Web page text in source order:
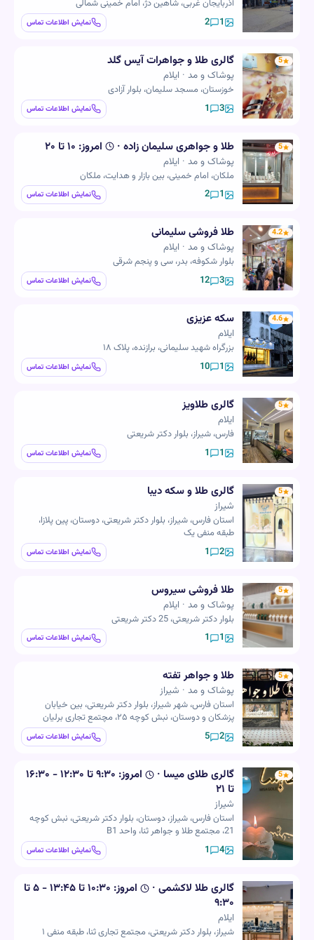
آذربایجان غربی، شاهین دژ، امام خمینی شمالی
نمایش اطلاعات تماس
گالری طلا و جواهرات آیس گلد
پوشاک و مد · ایلام
خوزستان، مسجد سلیمان، بلوار آزادی
3
نمایش اطلاعات تماس
طلا و جواهری سلیمان زاده · امروز: ۱۰ تا ۲۰
پوشاک و مد · ایلام
ملکان، امام خمینی، بین بازار و هدایت، ملکان
1
نمایش اطلاعات تماس
طلا فروشی سلیمانی
پوشاک و مد · ایلام
بلوار شکوفه، بدر، سی و پنجم شرقی
3
12 نمایش اطلاعات تماس
سکه عزیزی
ایلام
بزرگراه شهید سلیمانی، برازنده، پلاک ۱۸
1
10 نمایش اطلاعات تماس
گالری طلاویز
ایلام
فارس، شیراز، بلوار دکتر شریعتی
1
نمایش اطلاعات تماس
گالری طلا و سکه دیبا
شیراز
استان فارس، شیراز، بلوار دکتر شریعتی، دوستان، پین پلازا،
طبقه منفی یک
2
نمایش اطلاعات تماس
طلا فروشی سیروس
پوشاک و مد · ایلام
بلوار دکتر شریعتی، 25 دکتر شریعتی
1
نمایش اطلاعات تماس
طلا و جواهر تفته
پوشاک و مد · شیراز
استان فارس، شهر شیراز، بلوار دکتر شریعتی، بین خیابان
پزشکان و دوستان، نبش کوچه ۲۵، مچتمع تجاری برلیان
2
نمایش اطلاعات تماس
گالری طلای میسا· امروز:
۹:۳۰ تا ۱۲:۳۰ - ۱۶:۳۰
تا ۲۱
شیراز
استان فارس، شیراز، دوستان، بلوار دکتر شریعتی، نبش کوچه
21، مجتمع طلا و جواهر ثنا، واحد B1
4
نمایش اطلاعات تماس
گالری طلا لاکشمی· امروز:
۱۰:۳۰ تا ۱۳:۴۵ - ۵ تا
۹:۳۰
ایلام
شیراز، بلوار دکتر شریعتی، مجتمع تجاری ثنا، طبقه منفی ۱